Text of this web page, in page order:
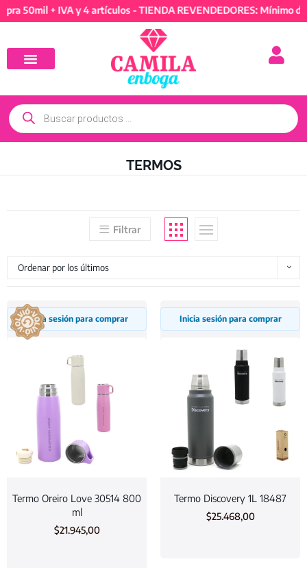
+ IVA y 4 artículos - TIENDA REVENDEDORES: Mínimo de
TERMOS
Filtrar
Ordenar por los últimos
Inicia sesión para comprar
Termo Oreiro Love 30514 800
ml
$21.945,00
Inicia sesión para comprar
Termo Discovery 1L 18487
$25.468,00